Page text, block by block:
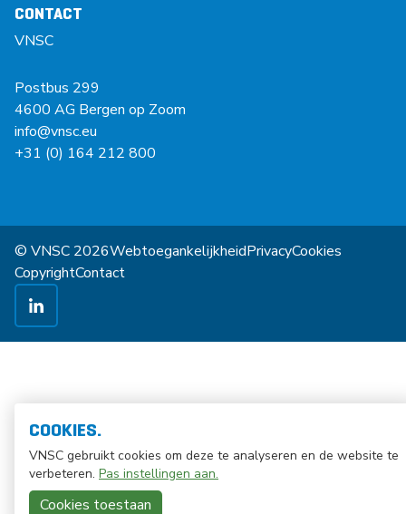
CONTACT
VNSC
Postbus 299
4600 AG Bergen op Zoom
info@vnsc.eu
+31 (0) 164 212 800
© VNSC 2026WebtoegankelijkheidPrivacyCookies
CopyrightContact
COOKIES.
VNSC gebruikt cookies om deze te analyseren en de website te
verbeteren. Pas instellingen aan.
Cookies toestaan